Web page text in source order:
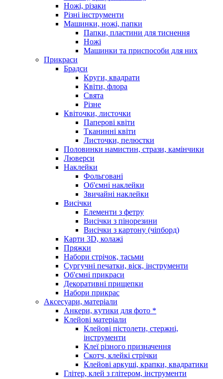
Ножі, різаки
Різні інструменти
Машинки, ножі, папки
Папки, пластини для тиснення
Ножі
Машинки та приспособи для них
Прикраси
Брадси
Круги, квадрати
Квіти, флора
Свята
Різне
Квіточки, листочки
Паперові квіти
Тканинні квіти
Листочки, пелюстки
Половинки намистин, стрази, камінчики
Люверси
Наклейки
Фольговані
Об'ємні наклейки
Звичайні наклейки
Висічки
Елементи з фетру
Висічки з пінорезини
Висічки з картону (чіпборд)
Карти 3D, колажі
Пряжки
Набори стрічок, тасьми
Сургучні печатки, віск, інструменти
Об'ємні прикраси
Декоративні прищепки
Набори прикрас
Аксесуари, матеріали
Анкери, кутики для фото *
Клейові матеріали
Клейові пістолети, стержні,
інструменти
Клеї різного призначення
Скотч, клейкі стрічки
Клейові аркуші, крапки, квадратики
Глітер, клей з глітером, інструменти